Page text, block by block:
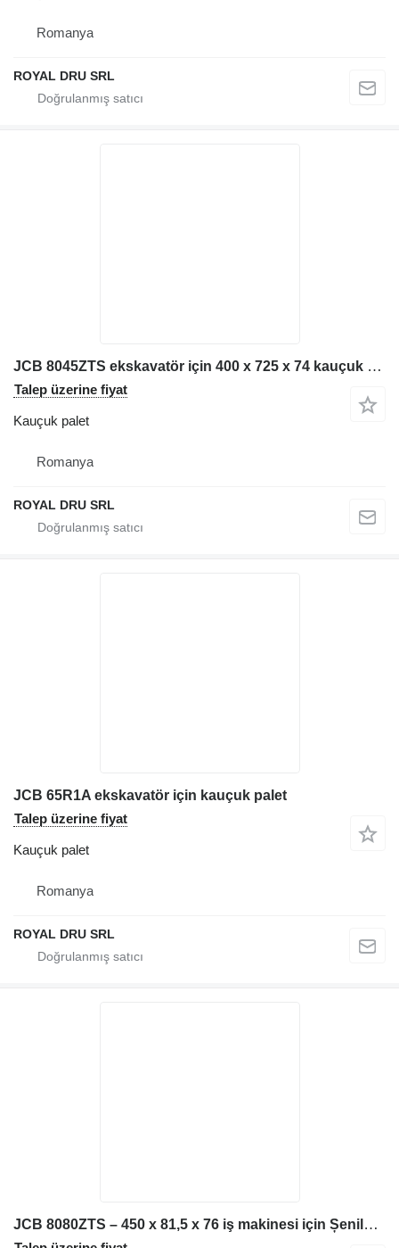
Romanya
ROYAL DRU SRL
JCB 8045ZTS ekskavatör için 400 x 725 x 74 kauçuk palet
Talep üzerine fiyat
Kauçuk palet
Romanya
ROYAL DRU SRL
JCB 65R1A ekskavatör için kauçuk palet
Talep üzerine fiyat
Kauçuk palet
Romanya
ROYAL DRU SRL
JCB 8080ZTS – 450 x 81,5 x 76 iş makinesi için Șenilă kauçuk palet